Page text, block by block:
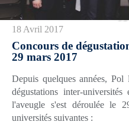
18 Avril 2017
Concours de
29 mars 2017
Depuis quelques années,
dégustations inter-
l'aveugle s'est déroulée le
universités suivantes :